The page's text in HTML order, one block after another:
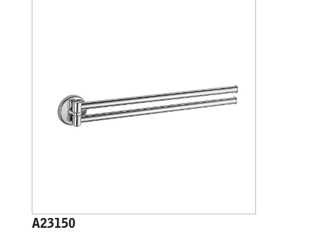
A23150